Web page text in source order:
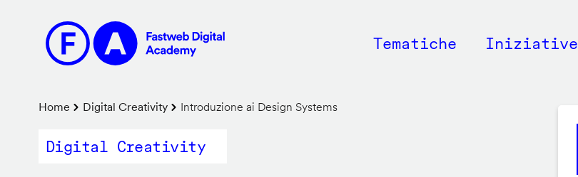
contenuto
principale
Main
Tematiche Iniziative
Briciole
di
Home Digital Creativity Introduzione ai Design Systems
Digital Creativity